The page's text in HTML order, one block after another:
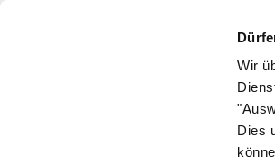
Wir
Dies
Symptome